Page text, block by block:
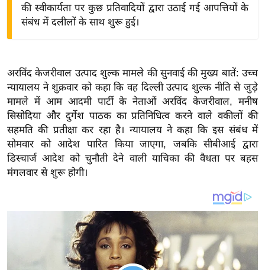
वि
शे
ष
ज्ञ
रा
य
ब
ज
की स्वीकार्यता पर कुछ प्रतिवादियों द्वारा उठाई गई आपत्तियों के
संबंध में दलीलों के साथ शुरू हुई।
अरविंद केजरीवाल उत्पाद शुल्क मामले की सुनवाई की मुख्य बातें: उच्च
न्यायालय ने शुक्रवार को कहा कि वह दिल्ली उत्पाद शुल्क नीति से जुड़े
मामले में आम आदमी पार्टी के नेताओं अरविंद केजरीवाल, मनीष
सिसोदिया और दुर्गेश पाठक का प्रतिनिधित्व करने वाले वकीलों की
सहमति की प्रतीक्षा कर रहा है। न्यायालय ने कहा कि इस संबंध में
सोमवार को आदेश पारित किया जाएगा, जबकि सीबीआई द्वारा
डिस्चार्ज आदेश को चुनौती देने वाली याचिका की वैधता पर बहस
मंगलवार से शुरू होगी।